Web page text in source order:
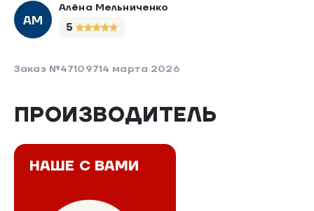
АМ
Алёна Мельниченко
5
Заказ №47109714 марта 2026
ПРОИЗВОДИТЕЛЬ
НАШЕ С ВАМИ